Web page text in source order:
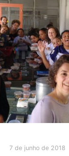
7 de junho de 2018